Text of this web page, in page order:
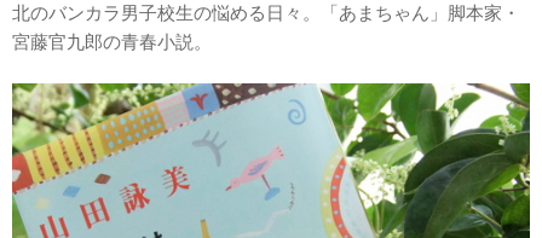
北のバンカラ男子校生の悩める日々。「あまちゃん」脚本家・
宮藤官九郎の青春小説。